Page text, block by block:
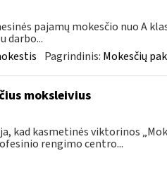
pajamų mokesčio nuo A
darbo...
Pagrindinis: Mokesčių
moksleivius
kad kasmetinės viktorinos
rengimo centro...